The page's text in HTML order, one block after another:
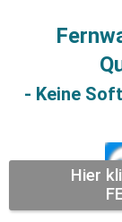
- Keine
Hier